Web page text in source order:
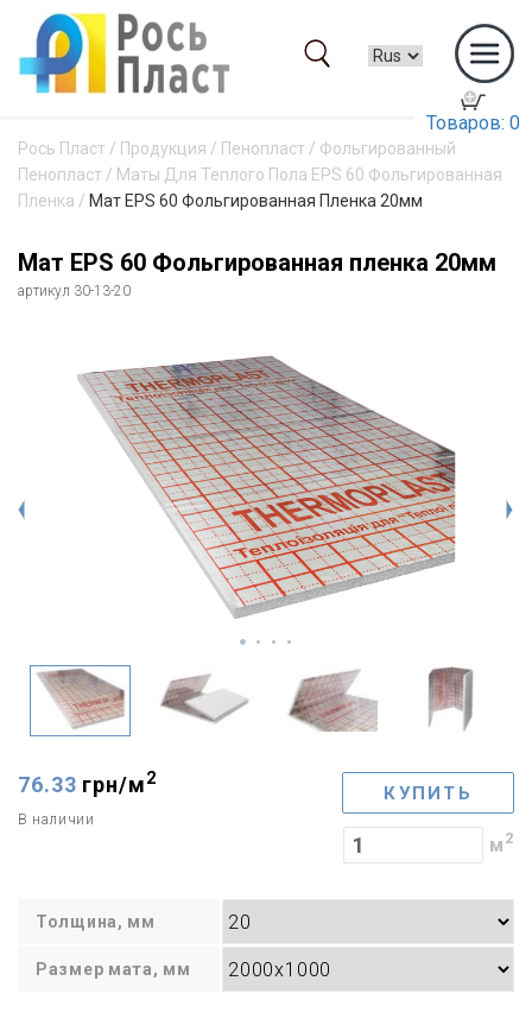
Товаров: 0
Рось Пласт / Продукция / Пенопласт / Фольгированный
Пенопласт / Маты Для Теплого Пола EPS 60 Фольгированная
Пленка / Мат EPS 60 Фольгированная Пленка 20мм
Мат EPS 60 Фольгированная пленка 20мм
артикул 30-13-20
76.33 грн/м2
В наличии
КУПИТЬ
м 2
Толщина, мм
Размер мата, мм